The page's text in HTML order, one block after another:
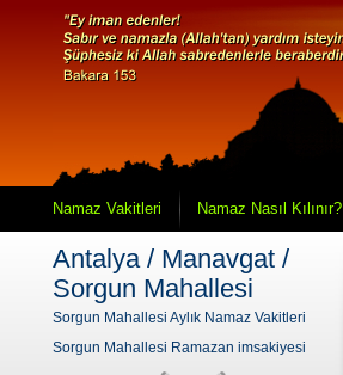
Namaz Vakitleri Namaz Nasıl Kılınır?
Antalya / Manavgat /
Sorgun Mahallesi
Sorgun Mahallesi Aylık Namaz Vakitleri
Sorgun Mahallesi Ramazan imsakiyesi